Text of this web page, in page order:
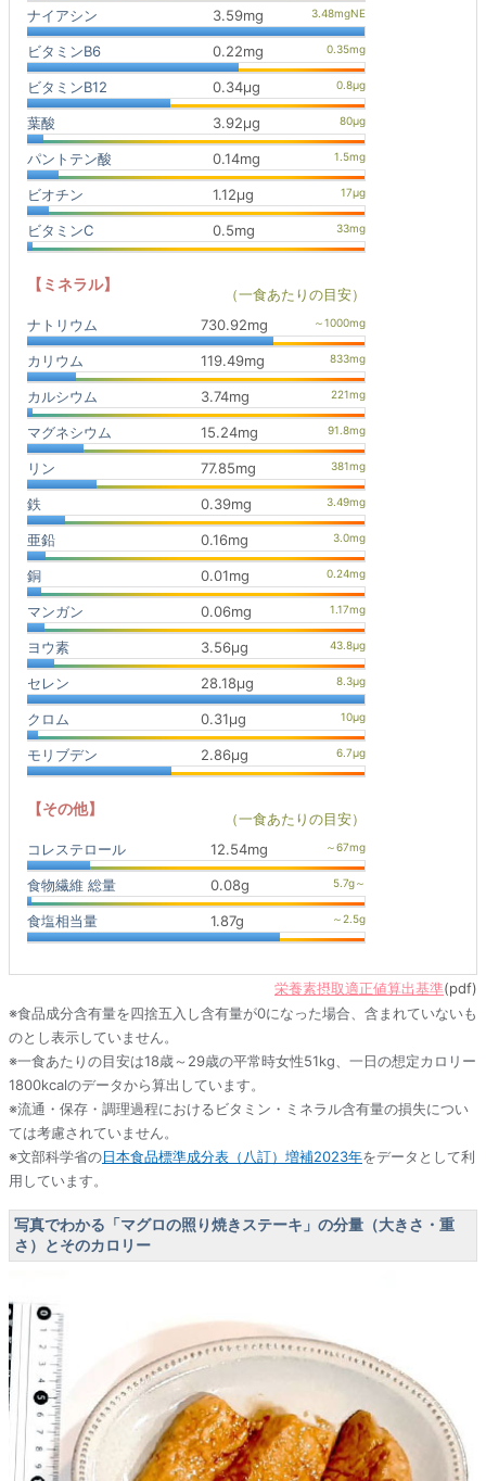
ナイアシン 3.59mg
ビタミンB6 0.22mg
ビタミンB12 0.34μg
葉酸 3.92μg
パントテン酸 0.14mg
ビオチン 1.12μg
ビタミンC 0.5mg
【ミネラル】
（一食あたりの目安）
ナトリウム
730.92mg
カリウム 119.49mg
カルシウム 3.74mg
マグネシウム 15.24mg
リン 77.85mg
鉄 0.39mg
亜鉛 0.16mg
銅 0.01mg
マンガン 0.06mg
ヨウ素 3.56μg
セレン 28.18μg
クロム 0.31μg
モリブデン 2.86μg
【その他】
（一食あたりの目安）
コレステロール
12.54mg
食物繊維 総量 0.08g
食塩相当量 1.87g
栄養素摂取適正値算出基準(pdf)
※食品成分含有量を四捨五入し含有量が0になった場合、含まれていないも
のとし表示していません。
※一食あたりの目安は18歳～29歳の平常時女性51kg、一日の想定カロリー
1800kcalのデータから算出しています。
※流通・保存・調理過程におけるビタミン・ミネラル含有量の損失につい
ては考慮されていません。
※文部科学省の日本食品標準成分表（八訂）増補2023年をデータとして利
用しています。
写真でわかる「マグロの照り焼きステーキ」の分量（大きさ・重
さ）とそのカロリー